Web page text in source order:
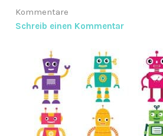
Anfragen-Korb
Kommentare
Schreib einen Kommentar